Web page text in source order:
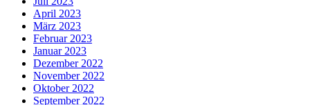
April 2023
März 2023
Februar 2023
Januar 2023
Dezember 2022
November 2022
Oktober 2022
September 2022